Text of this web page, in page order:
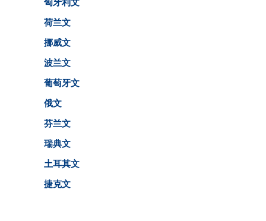
匈牙利文
荷兰文
挪威文
波兰文
葡萄牙文
俄文
芬兰文
瑞典文
土耳其文
捷克文